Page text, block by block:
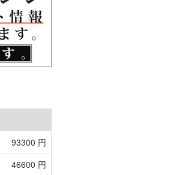
93300 円
46600 円